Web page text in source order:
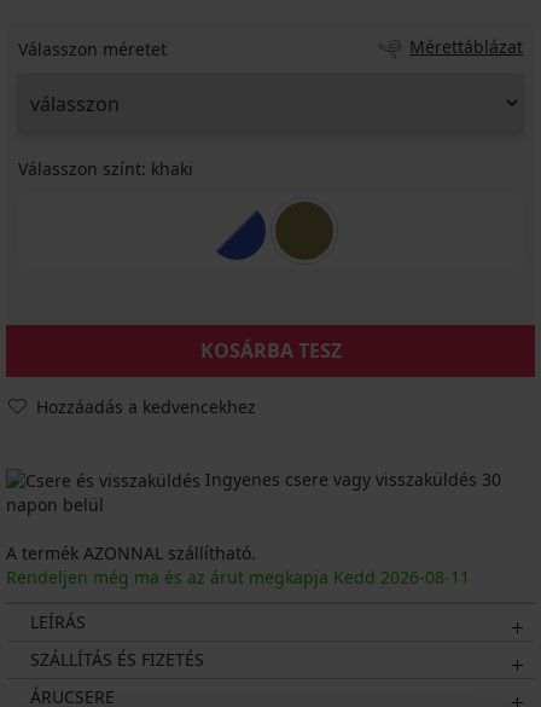
Válasszon méretet Mérettáblázat
Válasszon színt: khaki
KOSÁRBA TESZ
Hozzáadás a kedvencekhez
Ingyenes csere vagy visszaküldés 30
napon belül
A termék AZONNAL szállítható.
Rendeljen még ma és az árut megkapja Kedd 2026-08-11
LEÍRÁS
SZÁLLÍTÁS ÉS FIZETÉS
ÁRUCSERE